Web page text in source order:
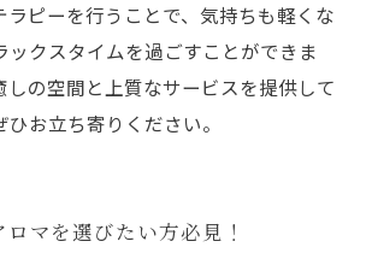
ラピーを行うことで、気持ちも軽くな
ックスタイムを過ごすことができま
しの空間と上質なサービスを提供して
お立ち寄りください。
マを選びたい方必見！